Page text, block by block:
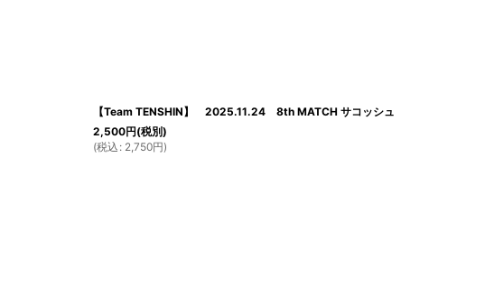
【Team TENSHIN】 2025.11.24 8th MATCH サコッシュ
2,500円(税別)
(税込 : 2,750円)